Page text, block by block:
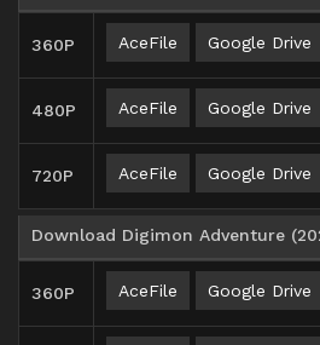
360P AceFile Google Drive
480P AceFile Google Drive
720P AceFile Google Drive
360P AceFile Google Drive